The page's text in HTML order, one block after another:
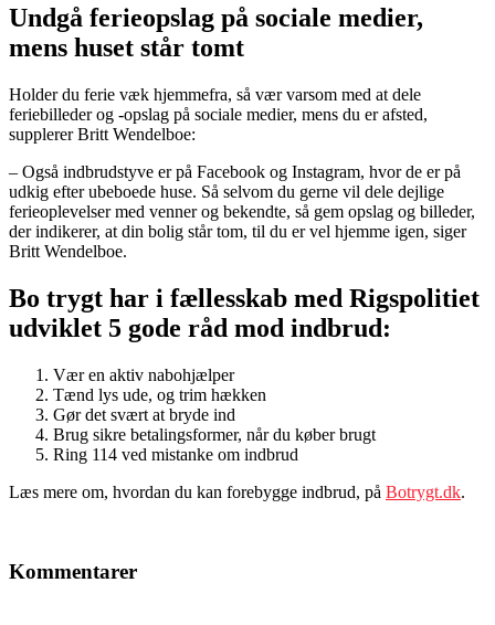
Undgå ferieopslag på sociale medier,
mens huset står tomt
Holder du ferie væk hjemmefra, så vær varsom med at dele
feriebilleder og -opslag på sociale medier, mens du er afsted,
supplerer Britt Wendelboe:
– Også indbrudstyve er på Facebook og Instagram, hvor de er på
udkig efter ubeboede huse. Så selvom du gerne vil dele dejlige
ferieoplevelser med venner og bekendte, så gem opslag og billeder,
der indikerer, at din bolig står tom, til du er vel hjemme igen, siger
Britt Wendelboe.
Bo trygt har i fællesskab med Rigspolitiet
udviklet 5 gode råd mod indbrud:
Vær en aktiv nabohjælper
Tænd lys ude, og trim hækken
Gør det svært at bryde ind
Brug sikre betalingsformer, når du køber brugt
Ring 114 ved mistanke om indbrud
Læs mere om, hvordan du kan forebygge indbrud, på Botrygt.dk.
Kommentarer